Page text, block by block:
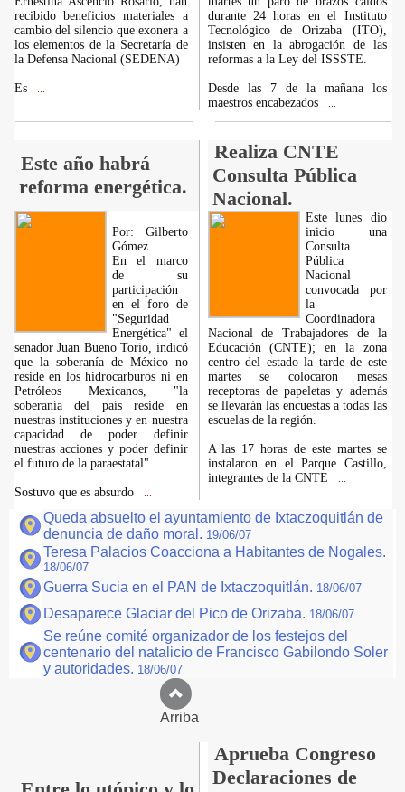
recibido beneficios materiales a
cambio del silencio que exonera a
los elementos de la Secretaría de
la Defensa Nacional (SEDENA)
Es
durante 24 horas en el Instituto
Tecnológico de Orizaba (ITO),
insisten en la abrogación de las
reformas a la Ley del ISSSTE.
Desde las 7 de la mañana los
maestros encabezados
Este año habrá
reforma energética.
Realiza CNTE
Consulta Pública
Nacional.
Por: Gilberto
Gómez.
En el marco
de su
participación
en el foro de
"Seguridad
Energética" el
senador Juan Bueno Torio, indicó
que la soberanía de México no
reside en los hidrocarburos ni en
Petróleos Mexicanos, "la
soberanía del país reside en
nuestras instituciones y en nuestra
capacidad de poder definir
nuestras acciones y poder definir
el futuro de la paraestatal".
Sostuvo que es absurdo
Este lunes dio
inicio una
Consulta
Pública
Nacional
convocada por
la
Coordinadora
Nacional de Trabajadores de la
Educación (CNTE); en la zona
centro del estado la tarde de este
martes se colocaron mesas
receptoras de papeletas y además
se llevarán las encuestas a todas las
escuelas de la región.
A las 17 horas de este martes se
instalaron en el Parque Castillo,
integrantes de la CNTE
Queda absuelto el ayuntamiento de Ixtaczoquitlán de
denuncia de daño moral. 19/06/07
Teresa Palacios Coacciona a Habitantes de Nogales.
18/06/07
Guerra Sucia en el PAN de Ixtaczoquitlán. 18/06/07
Desaparece Glaciar del Pico de Orizaba. 18/06/07
Se reúne comité organizador de los festejos del
centenario del natalicio de Francisco Gabilondo Soler
y autoridades. 18/06/07
Arriba
Aprueba Congreso
Declaraciones de